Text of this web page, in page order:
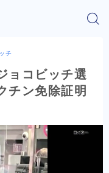
チ
コビッチ選
ン免除証明